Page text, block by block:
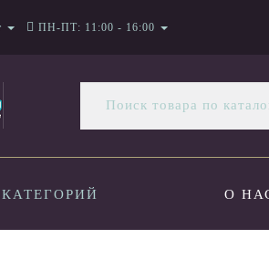
ПН-ПТ: 11:00 - 16:00
О